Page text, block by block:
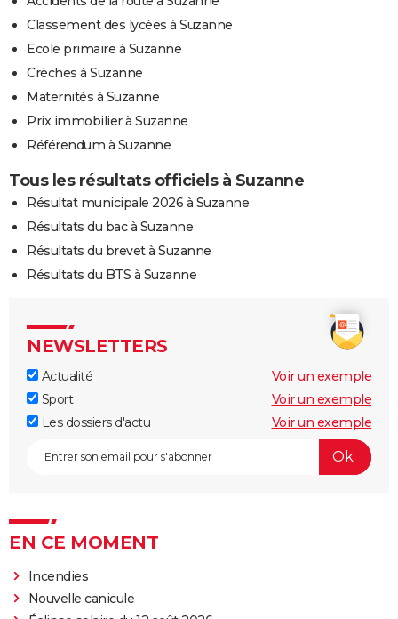
Classement des lycées à Suzanne
Ecole primaire à Suzanne
Crèches à Suzanne
Maternités à Suzanne
Prix immobilier à Suzanne
Référendum à Suzanne
Tous les résultats officiels à Suzanne
Résultat municipale 2026 à Suzanne
Résultats du bac à Suzanne
Résultats du brevet à Suzanne
Résultats du BTS à Suzanne
NEWSLETTERS
Actualité
Voir un exemple
Sport
Voir un exemple
Les dossiers d'actu
Voir un exemple
EN CE MOMENT
Incendies
Nouvelle canicule